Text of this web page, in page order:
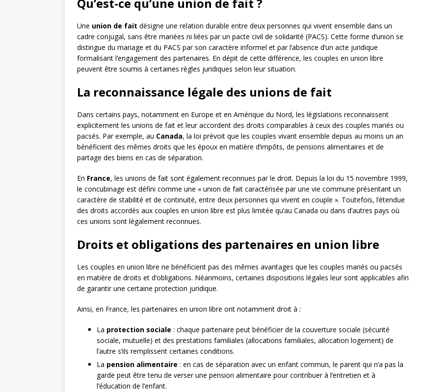
Une union de fait désigne une relation durable entre deux personnes qui vivent ensemble dans un
cadre conjugal, sans être mariées ni liées par un pacte civil de solidarité (PACS). Cette forme d’union se
distingue du mariage et du PACS par son caractère informel et par l’absence d’un acte juridique
formalisant l’engagement des partenaires. En dépit de cette différence, les couples en union libre
peuvent être soumis à certaines règles juridiques selon leur situation.
La reconnaissance légale des unions de fait
Dans certains pays, notamment en Europe et en Amérique du Nord, les législations reconnaissent
explicitement les unions de fait et leur accordent des droits comparables à ceux des couples mariés ou
pacsés. Par exemple, au Canada, la loi prévoit que les couples vivant ensemble depuis au moins un an
bénéficient des mêmes droits que les époux en matière d’impôts, de pensions alimentaires et de
partage des biens en cas de séparation.
En France, les unions de fait sont également reconnues par le droit. Depuis la loi du 15 novembre 1999,
le concubinage est défini comme une « union de fait caractérisée par une vie commune présentant un
caractère de stabilité et de continuité, entre deux personnes qui vivent en couple ». Toutefois, l’étendue
des droits accordés aux couples en union libre est plus limitée qu’au Canada ou dans d’autres pays où
ces unions sont légalement reconnues.
Droits et obligations des partenaires en union libre
Les couples en union libre ne bénéficient pas des mêmes avantages que les couples mariés ou pacsés
en matière de droits et d’obligations. Néanmoins, certaines dispositions légales leur sont applicables afin
de garantir une certaine protection juridique.
Ainsi, en France, les partenaires en union libre ont notamment droit à :
La protection sociale : chaque partenaire peut bénéficier de la couverture sociale (sécurité
sociale, mutuelle) et des prestations familiales (allocations familiales, allocation logement) de
l’autre s’ils remplissent certaines conditions.
La pension alimentaire : en cas de séparation avec un enfant commun, le parent qui n’a pas la
garde peut être tenu de verser une pension alimentaire pour contribuer à l’entretien et à
l’éducation de l’enfant.